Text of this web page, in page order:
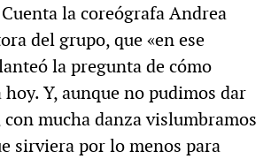
la coreógrafa Andrea
del grupo, que «en ese
la pregunta de cómo
Y, aunque no pudimos dar
con mucha danza vislumbramos
sirviera por lo menos para